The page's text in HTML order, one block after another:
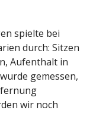
spielte bei
durch: Sitzen
Aufenthalt in
gemessen,
wir noch